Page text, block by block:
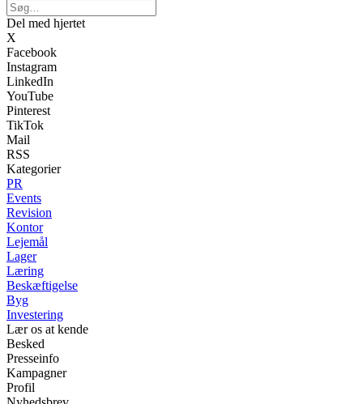
Del med hjertet
X
Facebook
Instagram
LinkedIn
YouTube
Pinterest
TikTok
Mail
RSS
Kategorier
PR
Events
Revision
Kontor
Lejemål
Lager
Læring
Beskæftigelse
Byg
Investering
Lær os at kende
Besked
Presseinfo
Kampagner
Profil